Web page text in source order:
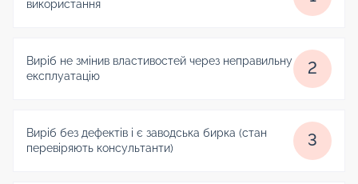
використання
Виріб не змінив властивостей через неправильну
експлуатацію
2
Виріб без дефектів і є заводська бирка (стан
перевіряють консультанти)
3